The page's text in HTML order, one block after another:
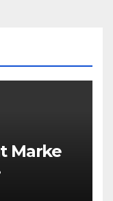
Marke